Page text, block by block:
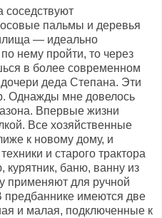
соседствуют
пальмы и деревья
— идеально
нему пройти, то через
в более современном
деда Степана. Эти
Однажды мне довелось
Впервые жизни
Все хозяйственные
к новому дому, и
и старого трактора
баню, ванну из
применяют для ручной
предбаннике имеются две
и малая, подключенные к